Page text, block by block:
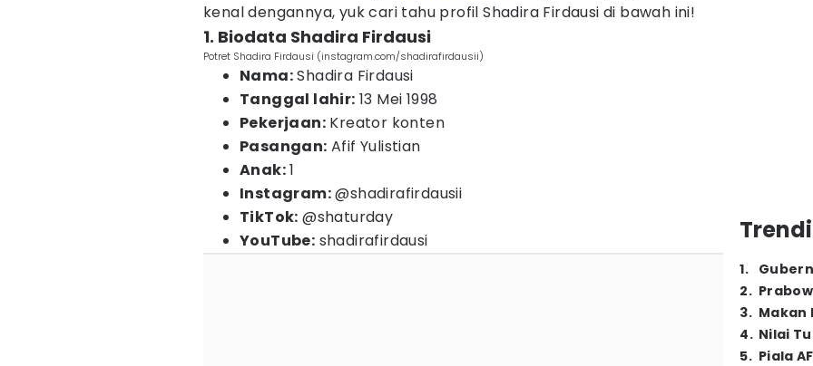
kenal dengannya, yuk cari tahu profil Shadira Firdausi di bawah ini!
1. Biodata Shadira Firdausi
Potret Shadira Firdausi (instagram.com/shadirafirdausii)
Nama:Shadira Firdausi
Tanggal lahir: 13 Mei 1998
Pekerjaan: Kreator konten
Pasangan: Afif Yulistian
Anak:1
Instagram:@shadirafirdausii
TikTok: @shaturday
YouTube: shadirafirdausi
1.
2.
3. Makan
4. Nilai
5. Piala